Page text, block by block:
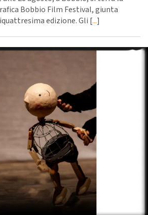
Bobbio Film Festival, giunta
edizione. Gli [...]